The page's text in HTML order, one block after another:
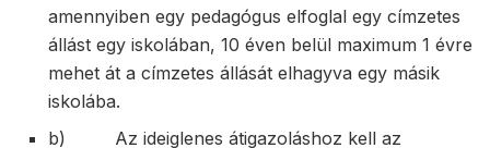
amennyiben egy pedagógus elfoglal egy címzetes
állást egy iskolában, 10 éven belül maximum 1 évre
mehet át a címzetes állását elhagyva egy másik
iskolába.
b) Az ideiglenes átigazoláshoz kell az